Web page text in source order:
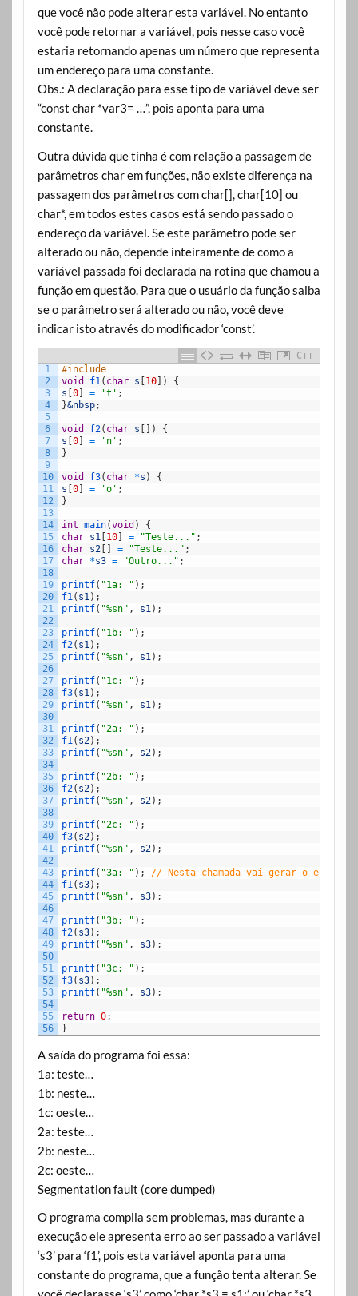
que você não pode alterar esta variável. No entanto
você pode retornar a variável, pois nesse caso você
estaria retornando apenas um número que representa
um endereço para uma constante.
Obs.: A declaração para esse tipo de variável deve ser
“const char *var3= …”, pois aponta para uma
constante.
Outra dúvida que tinha é com relação a passagem de
parâmetros char em funções, não existe diferença na
passagem dos parâmetros com char[], char[10] ou
char*, em todos estes casos está sendo passado o
endereço da variável. Se este parâmetro pode ser
alterado ou não, depende inteiramente de como a
variável passada foi declarada na rotina que chamou a
função em questão. Para que o usuário da função saiba
se o parâmetro será alterado ou não, você deve
indicar isto através do modificador ‘const’.
C++
1
2
3
4
5
6
7
8
9
10
11
12
13
14
15
16
17
18
19
20
21
22
23
24
25
26
27
28
29
30
31
32
33
34
35
36
37
38
39
40
41
42
43
44
45
46
47
48
49
50
51
52
53
54
55
56
#include
void
f1 ( char s [10] )
{
s [0] = 't' ;
}&nbsp;
void f2( char s [ ] )
{
s [0] = 'n' ;
}
void f3( char *s )
{
s [0] = 'o' ;
}
int main(void )
{
char
s1 [10] = "Teste..." ;
char
s2[ ] = "Teste..." ;
char
*s3 = "Outro..." ;
printf( "1a: " ) ;
f1 ( s1 ) ;
printf( "%sn" , s1 ) ;
printf( "1b: " ) ;
f2( s1 ) ;
printf( "%sn" , s1 ) ;
printf( "1c: " ) ;
f3( s1 ) ;
printf( "%sn" , s1 ) ;
printf( "2a: " ) ;
f1 ( s2) ;
printf( "%sn" , s2) ;
printf( "2b: " ) ;
f2( s2) ;
printf( "%sn" , s2) ;
printf( "2c: " ) ;
f3( s2) ;
printf( "%sn" , s2) ;
printf( "3a: " ) ;
// Nesta chamada vai gerar o erro
f1 ( s3) ;
printf( "%sn" , s3) ;
printf( "3b: " ) ;
f2( s3) ;
printf( "%sn" , s3) ;
printf( "3c: " ) ;
f3( s3) ;
printf( "%sn" , s3) ;
return 0;
}
A saída do programa foi essa:
1a: teste…
1b: neste…
1c: oeste…
2a: teste…
2b: neste…
2c: oeste…
Segmentation fault (core dumped)
O programa compila sem problemas, mas durante a
execução ele apresenta erro ao ser passado a variável
‘s3’ para ‘f1’, pois esta variável aponta para uma
constante do programa, que a função tenta alterar. Se